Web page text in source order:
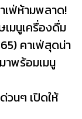
เฟ่ห้ามพลาด!
มนูเครื่องดื่ม
คาเฟ่สุดน่า
าพร้อมเมนู
วนๆ เปิดให้